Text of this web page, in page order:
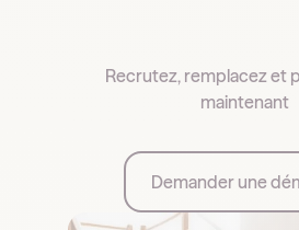
Recrutez, remplacez et
maintenant
Demander une